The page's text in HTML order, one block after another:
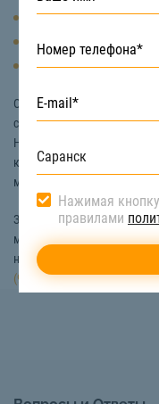
Паровые котлы
Буровые вышки
Газовые турбины и
Обычно перевозка
спецтехники,
Наибольшей
которые подходят для
метров.
Заказать трал для
можете на сайте
негабаритных перевозок,
(922) 517-40-66
Нажимая
правилами